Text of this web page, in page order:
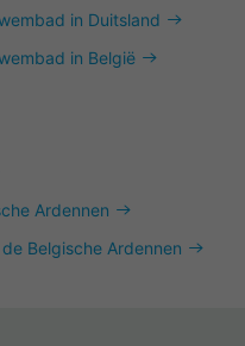
in Duitsland
in België
Ardennen
Belgische Ardennen